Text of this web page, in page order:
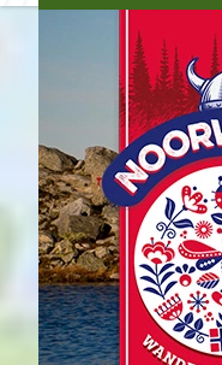
FIETSREIZEN
Cuba, 18 dagen
Andorra
Albanië
Engeland
Estland
Frankrijk
Griekenland
Ierland
Italië
Kroatië